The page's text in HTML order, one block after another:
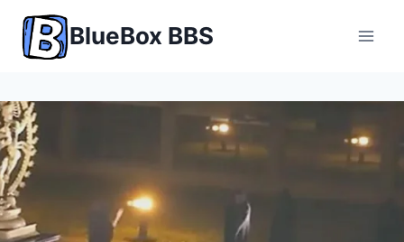
content
BlueBox BBS